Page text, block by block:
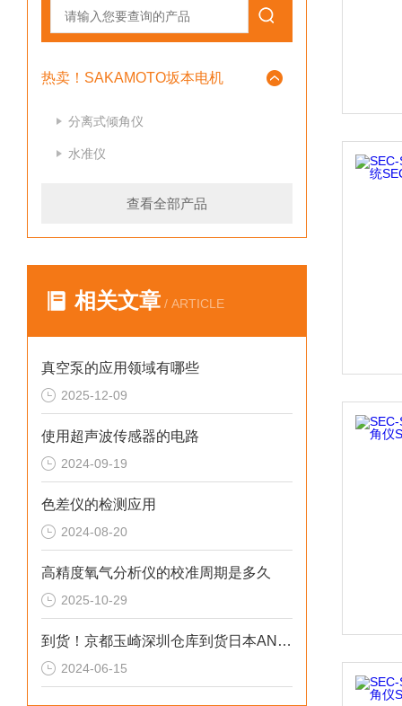
热卖！SAKAMOTO坂本电机
分离式倾角仪
水准仪
查看全部产品
相关文章 / ARTICLE
真空泵的应用领域有哪些
2025-12-09
使用超声波传感器的电路
2024-09-19
色差仪的检测应用
2024-08-20
高精度氧气分析仪的校准周期是多久
2025-10-29
到货！京都玉崎深圳仓库到货日本AND 电子秤 HC-6ki
2024-06-15